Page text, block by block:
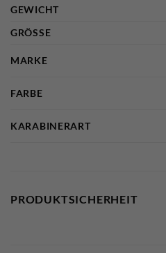
GEWICHT
GRÖSSE
MARKE
FARBE
KARABINERART
PRODUKTSICHERHEIT